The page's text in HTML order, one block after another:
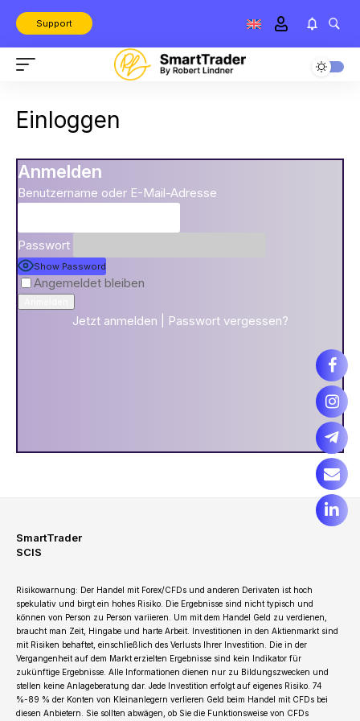
Support
Einloggen
Anmelden
Benutzername oder E-Mail-Adresse
Passwort
Show Password
Angemeldet bleiben
Jetzt anmelden Passwort vergessen?
SmartTrader
SCIS
Risikowarnung: Der Handel mit Forex/CFDs und anderen Derivaten ist hoch
spekulativ und birgt ein hohes Risiko. Die Ergebnisse sind nicht typisch und
können von Person zu Person variieren. Um mit dem Handel Geld zu verdienen,
braucht man Zeit, Hingabe und harte Arbeit. Investitionen in den Aktienmarkt sind
mit Risiken behaftet, einschließlich des Verlusts Ihrer Investition. Die in der
Vergangenheit auf dem Markt erzielten Ergebnisse sind kein Indikator für
zukünftige Ergebnisse. Alle Informationen dienen nur zu Bildungszwecken und
stellen keine Anlageberatung dar. Jede Investition erfolgt auf eigenes Risiko. 74
%-89 % der Konten von Kleinanlegern verlieren Geld beim Handel mit CFDs bei
diesen Anbietern. Sie sollten abwägen, ob Sie die Funktionsweise von CFDs